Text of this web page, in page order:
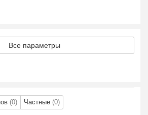
Все параметры
(0) Частные (0)